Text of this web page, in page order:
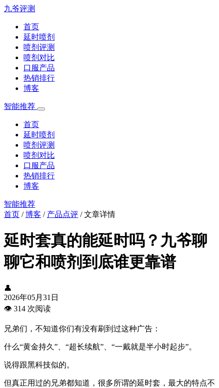
九爷评测
首页
延时喷剂
喷剂评测
喷剂对比
口服产品
热销排行
博客
智能推荐
首页
延时喷剂
喷剂评测
喷剂对比
口服产品
热销排行
博客
智能推荐
首页 /博客 / 产品点评 /文章详情
延时套真的能延时吗？九爷聊
聊它和喷剂到底谁更靠谱
👤
2026年05月31日
👁️ 314 次阅读
兄弟们，不知道你们有没有刷到过这种广告：
什么“黄金持久”、“超长续航”、“一戴就是半小时起步”。
说得跟黑科技似的。
但真正用过的兄弟都知道，很多所谓的延时套，最大的特点不